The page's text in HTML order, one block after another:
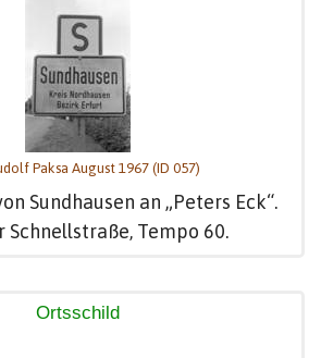
Paksa August 1967 (ID 057)
Sundhausen an „Peters Eck“.
Schnellstraße, Tempo 60.
Ortsschild